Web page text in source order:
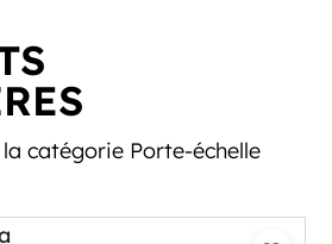
catégorie Porte-échelle